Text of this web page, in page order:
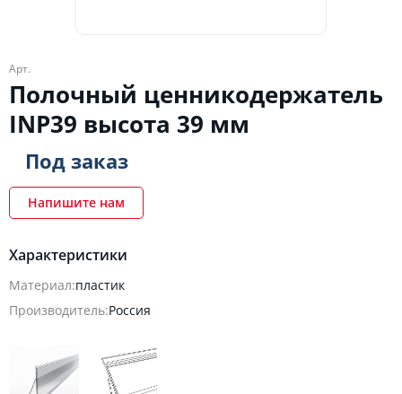
Арт.
Полочный ценникодержатель
INP39 высота 39 мм
Характеристики
Материал:пластик
Производитель:Россия
Под заказ
Напишите нам